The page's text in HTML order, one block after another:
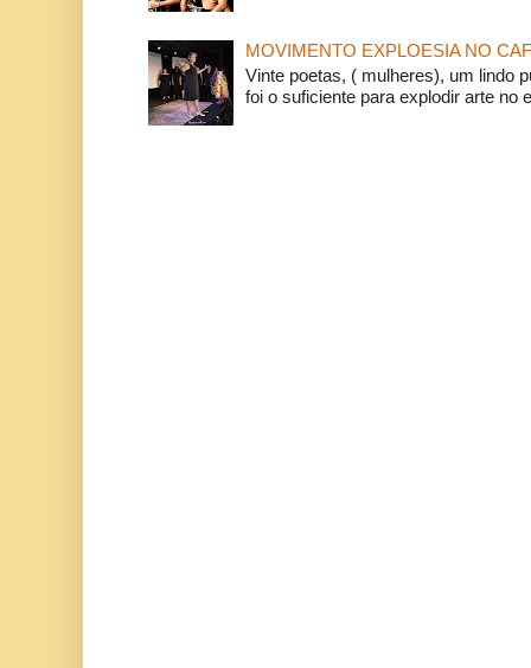
MOVIMENTO EXPLOESIA NO
Vinte poetas, ( mulheres), um lindo
foi o suficiente para explodir arte no